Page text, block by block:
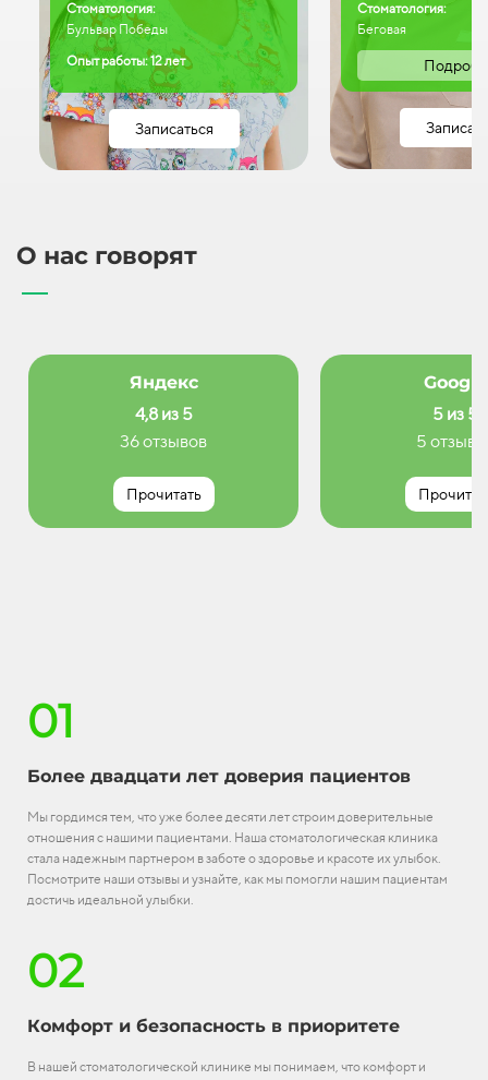
Стоматология:
Бульвар Победы
Опыт работы: 12 лет
Записаться
Стоматология:
Беговая
О нас говорят
Яндекс
4,8 из 5
36 отзывов
Прочитать
Google
5 из 5
5
01
Более двадцати лет доверия пациентов
Мы гордимся тем, что уже более десяти лет строим доверительные
отношения с нашими пациентами. Наша стоматологическая клиника
стала надежным партнером в заботе о здоровье и красоте их улыбок.
Посмотрите наши отзывы и узнайте, как мы помогли нашим пациентам
достичь идеальной улыбки.
02
Комфорт и безопасность в приоритете
В нашей стоматологической клинике мы понимаем, что комфорт и